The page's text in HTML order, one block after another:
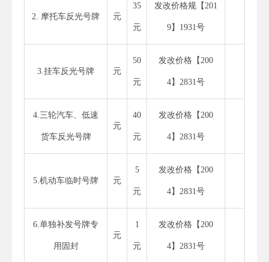
2. 摩托车反光号牌 元
35
元
发改价格规【201
9】1931号
3.挂车反光号牌 元
50
元
发改价格【200
4】2831号
4.三轮汽车、低速
货车反光号牌
元
40
元
发改价格【200
4】2831号
5.机动车临时号牌 元
5
元
发改价格【200
4】2831号
6.单独补发号牌专
用固封
元
1
元
发改价格【200
4】2831号